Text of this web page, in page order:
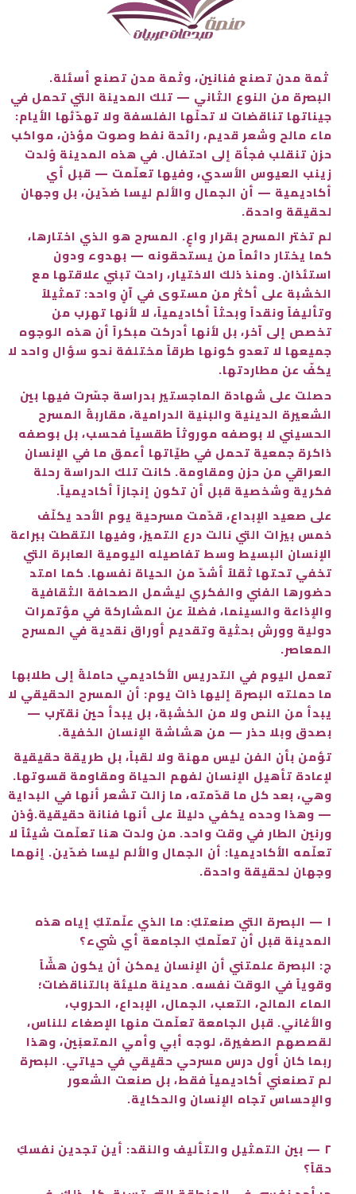
ثمة مدن تصنع فنانين، وثمة مدن تصنع أسئلة.
البصرة من النوع الثاني — تلك المدينة التي تحمل في
جيناتها تناقضات لا تحلّها الفلسفة ولا تهدّئها الأيام:
ماء مالح وشعر قديم، رائحة نفط وصوت مؤذن، مواكب
حزن تنقلب فجأة إلى احتفال. في هذه المدينة وُلدت
زينب العيوس الأسدي، وفيها تعلّمت — قبل أي
أكاديمية — أن الجمال والألم ليسا ضدّين، بل وجهان
لحقيقة واحدة.
لم تختر المسرح بقرار واعٍ. المسرح هو الذي اختارها،
كما يختار دائماً من يستحقونه — بهدوء ودون
استئذان. ومنذ ذلك الاختيار، راحت تبني علاقتها مع
الخشبة على أكثر من مستوى في آنٍ واحد: تمثيلاً
وتأليفاً ونقداً وبحثاً أكاديمياً، لا لأنها تهرب من
تخصص إلى آخر، بل لأنها أدركت مبكراً أن هذه الوجوه
جميعها لا تعدو كونها طرقاً مختلفة نحو سؤال واحد لا
يكفّ عن مطاردتها.
حصلت على شهادة الماجستير بدراسة جسّرت فيها بين
الشعيرة الدينية والبنية الدرامية، مقاربةً المسرح
الحسيني لا بوصفه موروثاً طقسياً فحسب، بل بوصفه
ذاكرة جمعية تحمل في طيّاتها أعمق ما في الإنسان
العراقي من حزن ومقاومة. كانت تلك الدراسة رحلة
فكرية وشخصية قبل أن تكون إنجازاً أكاديمياً.
على صعيد الإبداع، قدّمت مسرحية يوم الأحد يكلّف
خمس بيزات التي نالت درع التميز، وفيها التقطت ببراعة
الإنسان البسيط وسط تفاصيله اليومية العابرة التي
تخفي تحتها ثقلاً أشدّ من الحياة نفسها. كما امتد
حضورها الفني والفكري ليشمل الصحافة الثقافية
والإذاعة والسينما، فضلاً عن المشاركة في مؤتمرات
دولية وورش بحثية وتقديم أوراق نقدية في المسرح
المعاصر.
تعمل اليوم في التدريس الأكاديمي حاملةً إلى طلابها
ما حملته البصرة إليها ذات يوم: أن المسرح الحقيقي لا
يبدأ من النص ولا من الخشبة، بل يبدأ حين نقترب —
بصدق وبلا حذر — من هشاشة الإنسان الخفية.
تؤمن بأن الفن ليس مهنة ولا لقباً، بل طريقة حقيقية
لإعادة تأهيل الإنسان لفهم الحياة ومقاومة قسوتها.
وهي، بعد كل ما قدّمته، ما زالت تشعر أنها في البداية
— وهذا وحده يكفي دليلاً على أنها فنانة حقيقية.ؤذن
ورنين الطار في وقت واحد. من ولدت هنا تعلّمت شيئاً لا
تعلّمه الأكاديميا: أن الجمال والألم ليسا ضدّين. إنهما
وجهان لحقيقة واحدة.
١ — البصرة التي صنعتكِ: ما الذي علّمتكِ إياه هذه
المدينة قبل أن تعلّمكِ الجامعة أي شيء؟
ج: البصرة علمتني أن الإنسان يمكن أن يكون هشّاً
وقوياً في الوقت نفسه. مدينة مليئة بالتناقضات؛
الماء المالح، التعب، الجمال، الإبداع، الحروب،
والأغاني. قبل الجامعة تعلّمت منها الإصغاء للناس،
لقصصهم الصغيرة، لوجه أبي وأمي المتعبَين، وهذا
ربما كان أول درس مسرحي حقيقي في حياتي. البصرة
لم تصنعني أكاديمياً فقط، بل صنعت الشعور
والإحساس تجاه الإنسان والحكاية.
٢ — بين التمثيل والتأليف والنقد: أين تجدين نفسكِ
حقاً؟